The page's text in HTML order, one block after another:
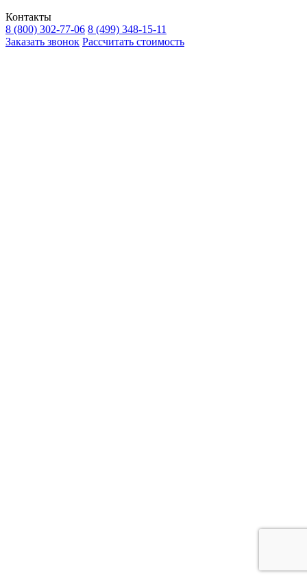
Контакты
8 (800) 302-77-06 8 (499) 348-15-11
Заказать звонок Рассчитать стоимость